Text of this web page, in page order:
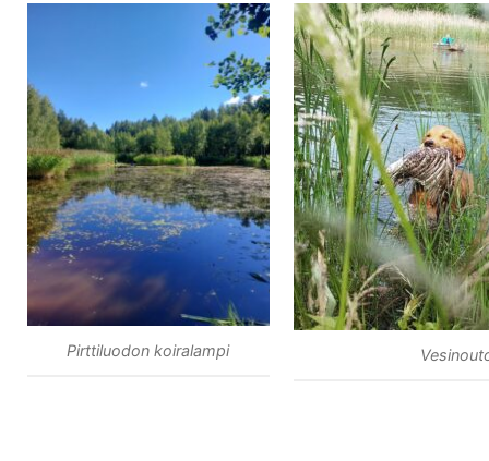
Pirttiluodon koiralampi